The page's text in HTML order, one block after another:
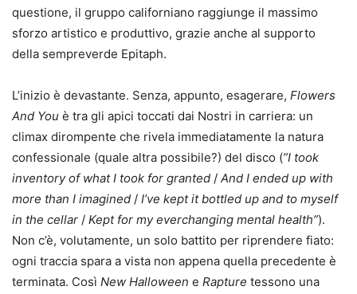
questione, il gruppo californiano raggiunge il massimo
sforzo artistico e produttivo, grazie anche al supporto
della sempreverde Epitaph.
L’inizio è devastante. Senza, appunto, esagerare, Flowers
And You è tra gli apici toccati dai Nostri in carriera: un
climax dirompente che rivela immediatamente la natura
confessionale (quale altra possibile?) del disco (”I took
inventory of what I took for granted / And I ended up with
more than I imagined / I’ve kept it bottled up and to myself
in the cellar / Kept for my everchanging mental health”).
Non c’è, volutamente, un solo battito per riprendere fiato:
ogni traccia spara a vista non appena quella precedente è
terminata. Così New Halloween e Rapture tessono una